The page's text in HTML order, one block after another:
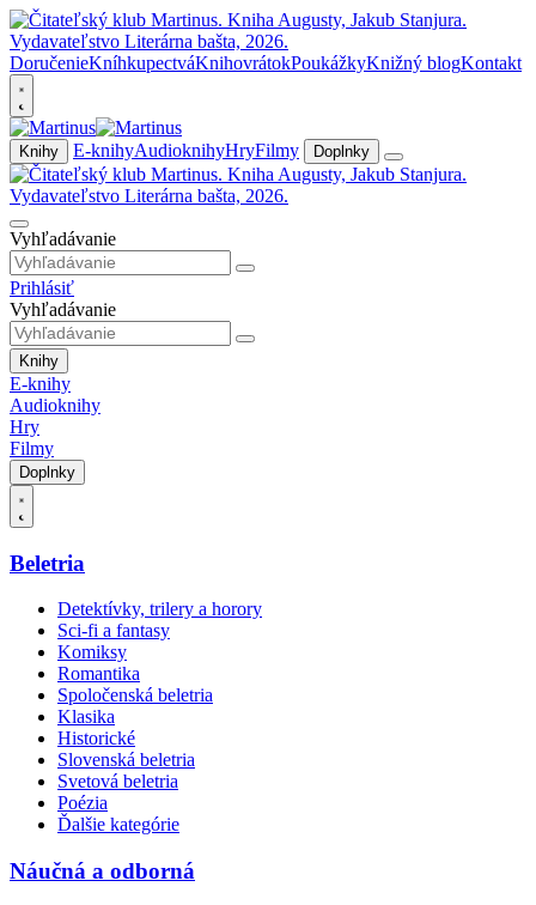
DoručenieKníhkupectváKnihovrátokPoukážkyKnižný blogKontakt
Knihy E-knihyAudioknihyHryFilmy Doplnky
Vyhľadávanie
Prihlásiť
Vyhľadávanie
Knihy
E-knihy
Audioknihy
Hry
Filmy
Doplnky
Beletria
Detektívky, trilery a horory
Sci-fi a fantasy
Komiksy
Romantika
Spoločenská beletria
Klasika
Historické
Slovenská beletria
Svetová beletria
Poézia
Ďalšie kategórie
Náučná a odborná